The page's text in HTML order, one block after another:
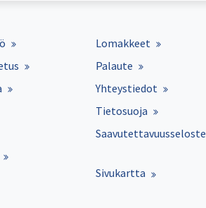
Lomakkeet
Palaute
Yhteystiedot
Tietosuoja
Saavutettavuusseloste
Sivukartta